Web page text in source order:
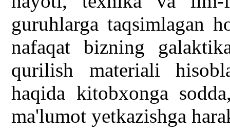
guruhlarga taqsimlagan
nafaqat bizning
qurilish materiali
haqida kitobxonga
ma'lumot yetkazishga